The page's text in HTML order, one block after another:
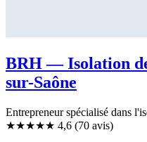
BRH — Isolation
sur-Saône
Entrepreneur spécialisé dans
★★★★★ 4,6 (70 avis)